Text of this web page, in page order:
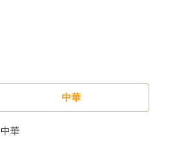
中華
中華